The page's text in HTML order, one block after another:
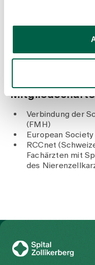
Erstellung der
rekombinanter
Studium der
Florenz, Italien
Verbindung der
(FMH)
European
RCCnet
Fachärzten mit
des